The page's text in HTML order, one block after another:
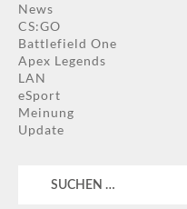
News
CS:GO
Battlefield One
Apex Legends
LAN
eSport
Meinung
Update
Suchen